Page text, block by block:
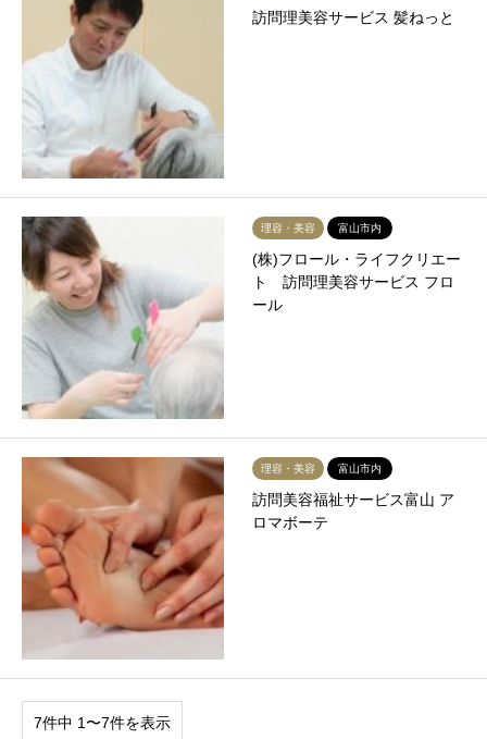
訪問理美容サービス 髪ねっと
理容・美容 富山市内
(株)フロール・ライフクリエー
ト 訪問理美容サービス フロ
ール
理容・美容 富山市内
訪問美容福祉サービス富山 ア
ロマボーテ
7件中 1〜7件を表示